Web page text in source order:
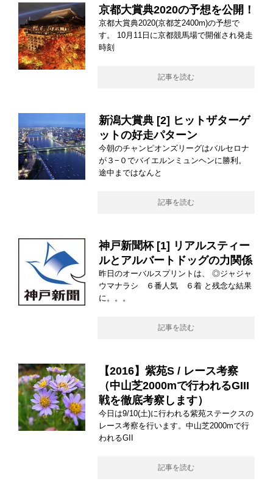
京都大賞典2020の予想を公開！
京都大賞典2020(京都芝2400m)の予想で
す。 10月11日に京都競馬場で開催され発走
時刻
記事を読む
新潟大賞典 [2] ヒットザターゲ
ットの好走パターン
今朝のチャンピオンズリーグはバルセロナ
が３−０でバイエルンミュンヘンに勝利。
途中まではなんと
記事を読む
神戸新聞杯 [1] リアルスティー
ルとアルバートドッグの力関係
昨日のオーバルスプリントは、 ◎ジャジャ
ウマナラシ ６番人気 ６着 と残念な結果
に。。。
記事を読む
【2016】紫苑S / レース考察
（中山芝2000mで行われるGIII
戦を徹底考察します）
今日は9/10(土)に行われる紫苑ステークスの
レース考察を行います。中山芝2000mで行
われるGII
記事を読む